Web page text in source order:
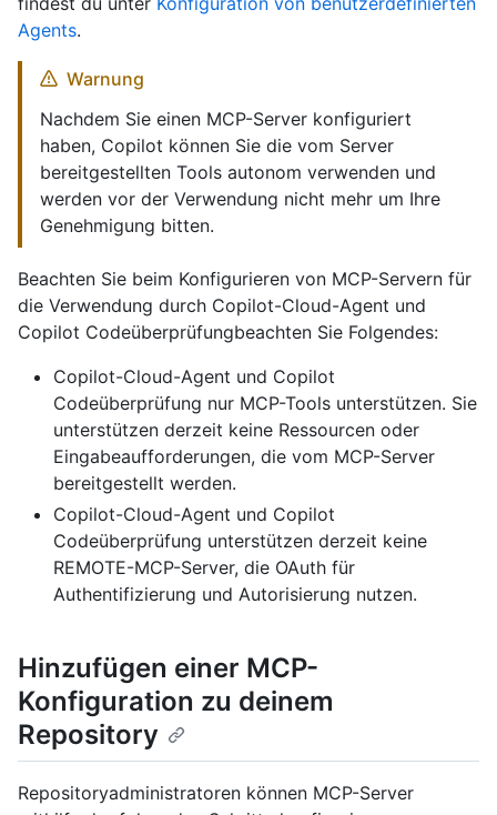
Agents.
Warnung
Nachdem Sie einen MCP-Server konfiguriert
haben, Copilot können Sie die vom Server
bereitgestellten Tools autonom verwenden und
werden vor der Verwendung nicht mehr um Ihre
Genehmigung bitten.
Beachten Sie beim Konfigurieren von MCP-Servern für
die Verwendung durch Copilot-Cloud-Agent und
Copilot Codeüberprüfungbeachten Sie Folgendes:
Copilot-Cloud-Agent und Copilot
Codeüberprüfung nur MCP-Tools unterstützen. Sie
unterstützen derzeit keine Ressourcen oder
Eingabeaufforderungen, die vom MCP-Server
bereitgestellt werden.
Copilot-Cloud-Agent und Copilot
Codeüberprüfung unterstützen derzeit keine
REMOTE-MCP-Server, die OAuth für
Authentifizierung und Autorisierung nutzen.
Hinzufügen einer MCP-
Konfiguration zu deinem
Repository
Repositoryadministratoren können MCP-Server